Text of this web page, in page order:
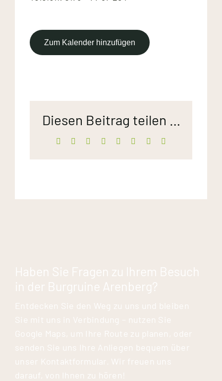
Zum Kalender hinzufügen
Diesen Beitrag teilen …
Facebook LinkedInWhatsAppTelegramPinterest
Xing
Haben Sie Fragen zu Ihrem Besuch
in der Burgruine Arenberg?
Entdecken Sie den Weg zu uns und bleiben
Sie mit uns in Verbindung – nutzen Sie
Google Maps, um Ihre Route zu planen, oder
senden Sie uns Ihre Anliegen bequem über
unser Kontaktformular. Wir freuen uns
darauf, von Ihnen zu hören!